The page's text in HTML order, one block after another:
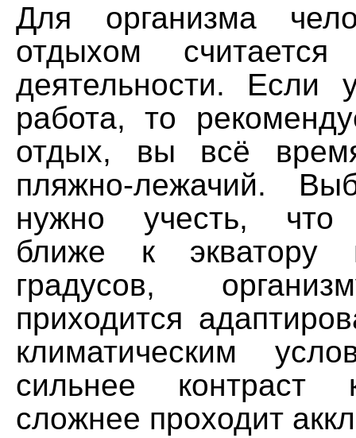
Для организма
отдыхом
деятельности. Если
работа, то
отдых, вы всё
пляжно-лежачий.
нужно учесть, что
ближе к экватору
градусов,
приходится
климатическим
сильнее контраст
сложнее проходит